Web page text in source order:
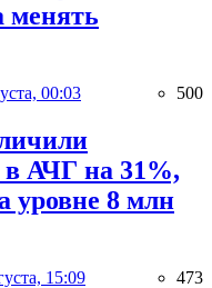
менять
00:03 500
в АЧГ на 31%,
уровне 8 млн
15:09 473